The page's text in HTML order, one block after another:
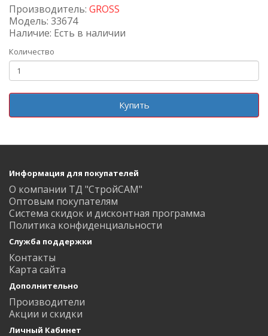
Производитель: GROSS
Модель: 33674
Наличие: Есть в наличии
Количество
Купить
Информация для покупателей
О компании ТД "СтройСАМ"
Оптовым покупателям
Система скидок и дисконтная программа
Политика конфиденциальности
Служба поддержки
Контакты
Карта сайта
Дополнительно
Производители
Акции и скидки
Личный Кабинет